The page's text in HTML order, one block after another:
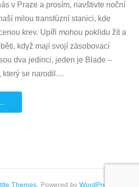
v Praze a prosím, navštivte noční
milou transfúzní stanici, kde
krev. Upíři mohou poklidu žít a
když mají svojí zásobovací
dva jedinci, jeden je Blade –
se narodil …
Themes . Powered by WordPress